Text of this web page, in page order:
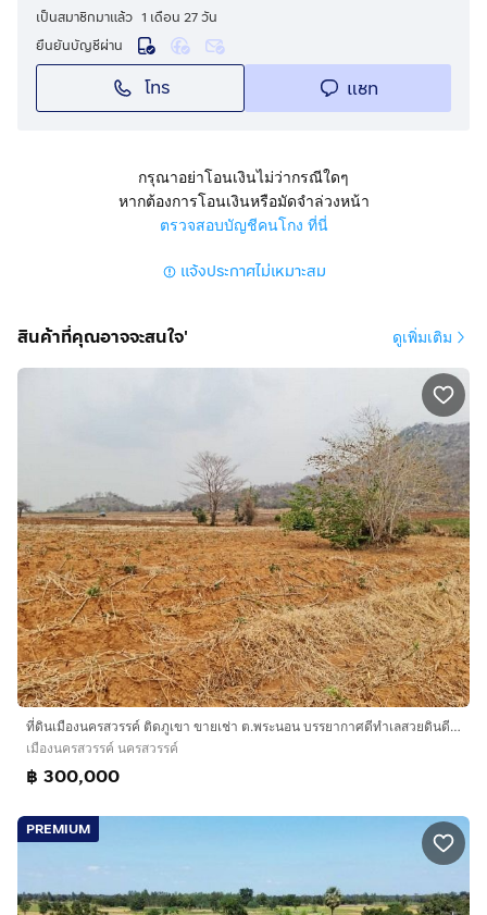
สถานที่ใกล้เคียง:
- 450 เมตร จาก วัดหาดทรายงาม
- 400 เมตร จาก โรงเรียนวัดหาดทรายงาม
- 800 เมตร จาก โอ้ละหนอมายเลิฟรีสอร์ท
ที่ตั้ง: หมู่ที่ 6 ต.วัดไทรย์ อ.เมืองนครสวรรค์ จ.นครสวรรค์
https://maps.app.goo.gl/M2g2gcjQzo4VVH9t6
ติดต่อ จูน กดเพื่อดูเบอร์โทร xxxxxx966
รับฝาก ซื้อ-ขาย อสังหาริมทรัพย์ทุกประเภท ฟรีค่าโฆษณา
เป็นสมาชิกมาแล้ว 1 เดือน 27 วัน
ยืนยันบัญชีผ่าน
โทร แชท
กรุณาอย่าโอนเงินไม่ว่ากรณีใดๆ
หากต้องการโอนเงินหรือมัดจำล่วงหน้า
ตรวจสอบบัญชีคนโกง ที่นี่
แจ้งประกาศไม่เหมาะสม
สินค้าที่คุณอาจจะสนใจ' ดูเพิ่มเติม
ที่ดินเมืองนครสวรรค์ ติดภูเขา ขายเช่า ต.พระนอน บรรยากาศดีทำเลสวยดินดีสมบูรณ์ ้หมาะลงทุนซื้อเก็บไว้ทุกทาง
เมืองนครสวรรค์ นครสวรรค์
฿ 300,000
PREMIUM